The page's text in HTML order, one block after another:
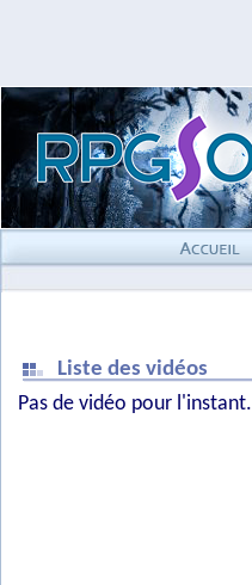
Liste des vidéos
Pas de vidéo pour l'instant.